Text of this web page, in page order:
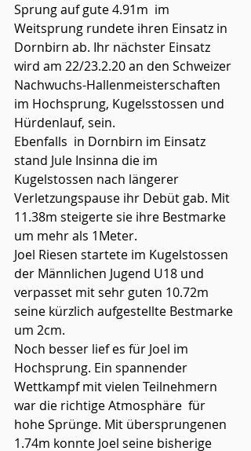
Sprung auf gute 4.91m  im
Weitsprung rundete ihren Einsatz in
Dornbirn ab. Ihr nächster Einsatz
wird am 22/23.2.20 an den Schweizer
Nachwuchs-Hallenmeisterschaften
im Hochsprung, Kugelsstossen und
Hürdenlauf, sein.
Ebenfalls  in Dornbirn im Einsatz
stand Jule Insinna die im
Kugelstossen nach längerer
Verletzungspause ihr Debüt gab. Mit
11.38m steigerte sie ihre Bestmarke
um mehr als 1Meter.
Joel Riesen startete im Kugelstossen
der Männlichen Jugend U18 und
verpasset mit sehr guten 10.72m
seine kürzlich aufgestellte Bestmarke
um 2cm.
Noch besser lief es für Joel im
Hochsprung. Ein spannender
Wettkampf mit vielen Teilnehmern
war die richtige Atmosphäre  für
hohe Sprünge. Mit übersprungenen
1.74m konnte Joel seine bisherige